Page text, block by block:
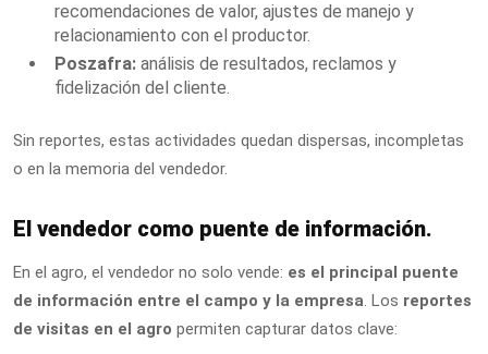
recomendaciones de valor, ajustes de manejo y
relacionamiento con el productor.
Poszafra: análisis de resultados, reclamos y
fidelización del cliente.
Sin reportes, estas actividades quedan dispersas, incompletas
o en la memoria del vendedor.
El vendedor como puente de información.
En el agro, el vendedor no solo vende: es el principal puente
de información entre el campo y la empresa. Los reportes
de visitas en el agro permiten capturar datos clave: